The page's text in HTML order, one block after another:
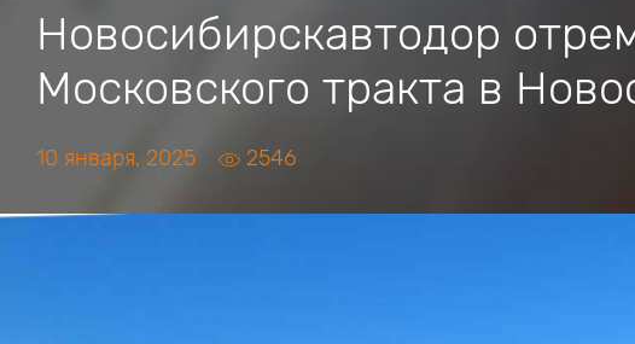
Новосибирскавтодор
Московского тракта в
10 января, 2025 2546